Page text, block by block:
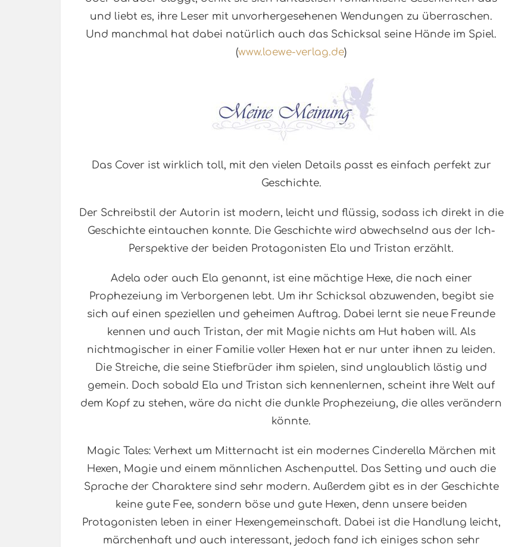
und liebt es, ihre Leser mit unvorhergesehenen Wendungen zu überraschen.
Und manchmal hat dabei natürlich auch das Schicksal seine Hände im Spiel.
(www.loewe-verlag.de)
Das Cover ist wirklich toll, mit den vielen Details passt es einfach perfekt zur
Geschichte.
Der Schreibstil der Autorin ist modern, leicht und flüssig, sodass ich direkt in die
Geschichte eintauchen konnte. Die Geschichte wird abwechselnd aus der Ich-
Perspektive der beiden Protagonisten Ela und Tristan erzählt.
Adela oder auch Ela genannt, ist eine mächtige Hexe, die nach einer
Prophezeiung im Verborgenen lebt. Um ihr Schicksal abzuwenden, begibt sie
sich auf einen speziellen und geheimen Auftrag. Dabei lernt sie neue Freunde
kennen und auch Tristan, der mit Magie nichts am Hut haben will. Als
nichtmagischer in einer Familie voller Hexen hat er nur unter ihnen zu leiden.
Die Streiche, die seine Stiefbrüder ihm spielen, sind unglaublich lästig und
gemein. Doch sobald Ela und Tristan sich kennenlernen, scheint ihre Welt auf
dem Kopf zu stehen, wäre da nicht die dunkle Prophezeiung, die alles verändern
könnte.
Magic Tales: Verhext um Mitternacht ist ein modernes Cinderella Märchen mit
Hexen, Magie und einem männlichen Aschenputtel. Das Setting und auch die
Sprache der Charaktere sind sehr modern. Außerdem gibt es in der Geschichte
keine gute Fee, sondern böse und gute Hexen, denn unsere beiden
Protagonisten leben in einer Hexengemeinschaft. Dabei ist die Handlung leicht,
märchenhaft und auch interessant, jedoch fand ich einiges schon sehr